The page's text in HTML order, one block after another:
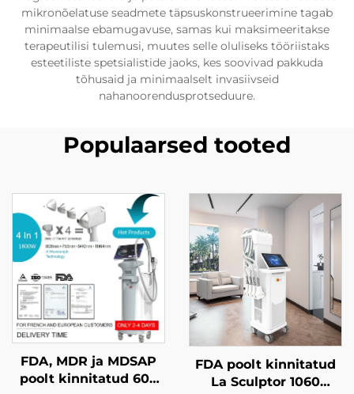
mikronõelatuse seadmete täpsuskonstrueerimine tagab
minimaalse ebamugavuse, samas kui maksimeeritakse
terapeutilisi tulemusi, muutes selle oluliseks tööriistaks
esteetiliste spetsialistide jaoks, kes soovivad pakkuda
tõhusaid ja minimaalselt invasiivseid
nahanoorendusprotseduure.
Populaarsed tooted
FDA, MDR ja MDSAP
poolt kinnitatud 600
FDA poolt kinnitatud
La Sculptor 1060